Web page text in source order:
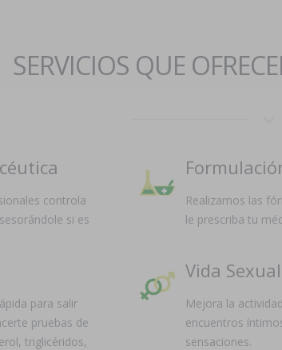
SERVICIOS QUE
controla
si es
Realizamos las
le prescriba tu
para salir
pruebas de
triglicéridos,
Vida Sexual
Mejora la
encuentros
sensaciones.